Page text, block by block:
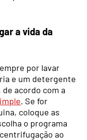
a vida da
por lavar
e um detergente
acordo com a
. Se for
coloque as
o programa
ao